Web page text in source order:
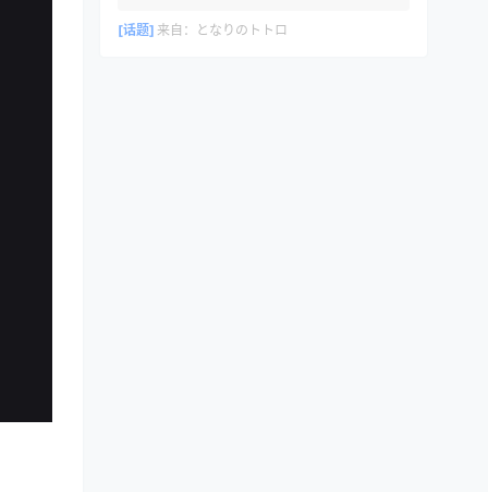
[话题] 来自： となりのトトロ